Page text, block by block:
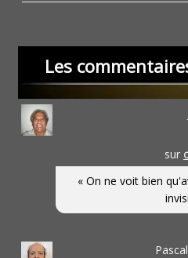
Les
sur
« On ne voit bien